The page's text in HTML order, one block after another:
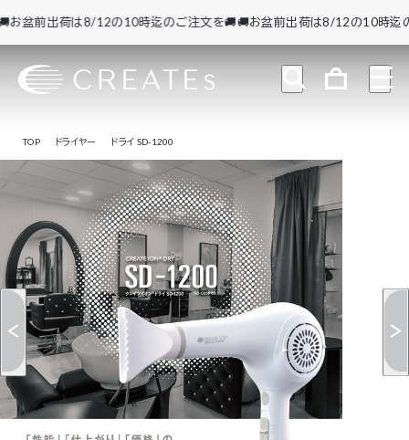
盆前出荷は8/12の10時迄のご注文を🚚🚚お盆前出荷は8/12の10時迄の
TOP ドライヤー ドライ SD-1200